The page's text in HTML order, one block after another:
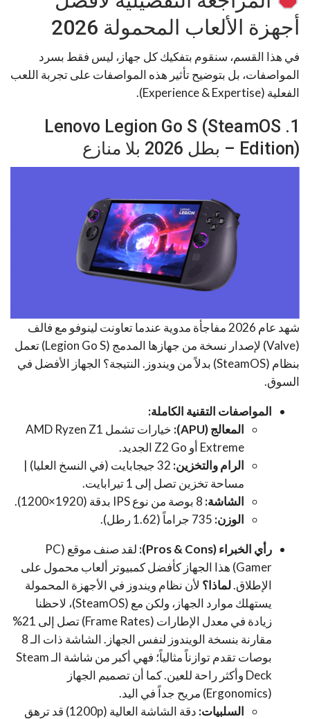
أجهزة الألعاب المحمولة 2026
في هذا القسم، سنقوم بتفكيك كل جهاز، ليس فقط بسرد
المواصفات، بل بتوضيح تأثير هذه المواصفات على تجربة اللعب
الفعلية (Experience & Expertise).
1. Lenovo Legion Go S (SteamOS
Edition) – بطل 2026 بلا منازع
شهد عام 2026 مفاجأة مدوية عندما تعاونت لينوفو مع فالف
(Valve) لإصدار نسخة من جهازها المدمج (Legion Go S) تعمل
بنظام (SteamOS) بدلاً من ويندوز. النتيجة؟ الجهاز الأفضل في
السوق.
المواصفات التقنية الكاملة:
المعالج (APU):
خيارات تشمل AMD Ryzen Z1
Extreme أو Z2 Go الجديد.
الرام والتخزين:
32 جيجابايت (في النسخ العليا) |
مساحة تخزين تصل إلى 1 تيرابايت.
الشاشة:
الوزن:
رأي الخبراء (Pros & Cons):
لقد صنف موقع (PC
Gamer) هذا الجهاز كأفضل كمبيوتر ألعاب محمول على
الإطلاق.لماذا؟ لأن نظام ويندوز في الأجهزة المحمولة
يستهلك موارد الجهاز، ولكن مع (SteamOS)، لاحظنا
زيادة في معدل الإطارات (Frame Rates) تصل إلى 21%
مقارنة بنسخة الويندوز لنفس الجهاز. الشاشة ذات الـ 8
بوصات تقدم توازناً مثالياً؛ فهي أكبر من شاشة الـ Steam
Deck وأكثر راحة للعين. كما أن تصميم الجهاز
(Ergonomics) مريح جداً في اليد.
السلبيات:
دقة الشاشة العالية (1200p) قد ترهق